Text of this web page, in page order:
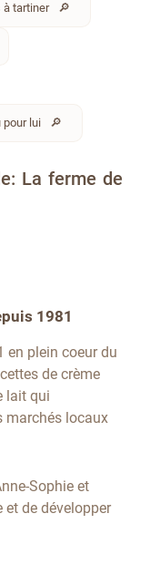
à tartiner
pour lui
La ferme de
1981
en plein coeur du
de crème
lait qui
marchés locaux
Sophie et
et de développer